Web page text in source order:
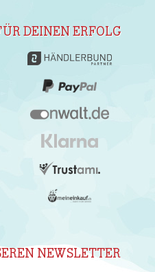
DEINEN ERFOLG
NEWSLETTER